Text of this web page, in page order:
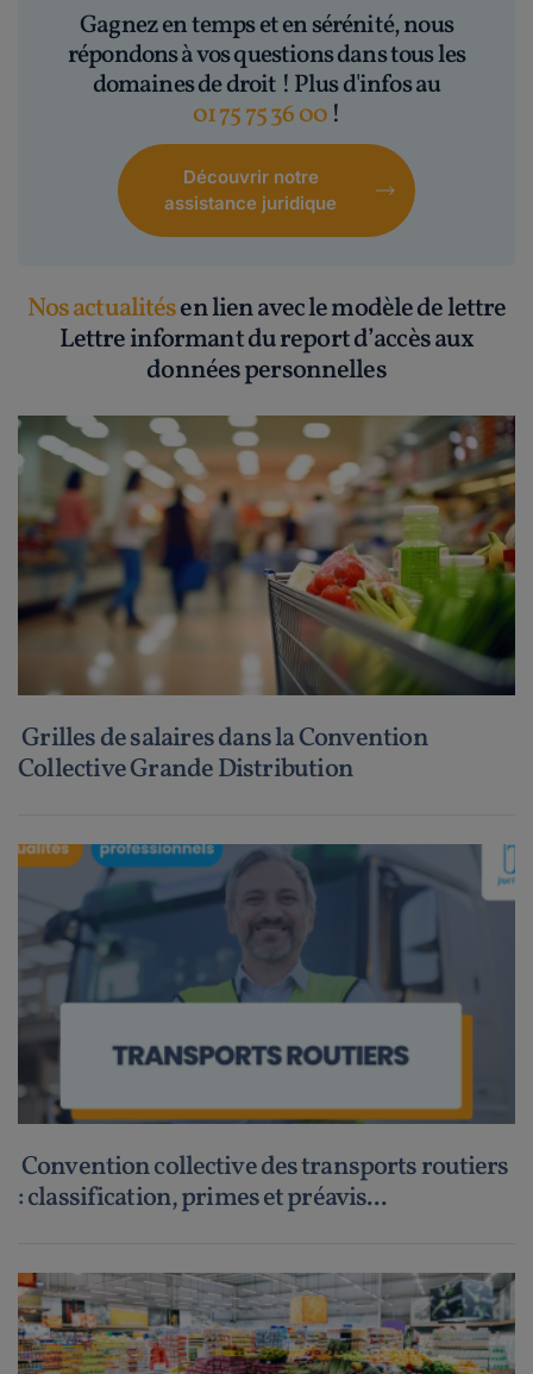
Gagnez en temps et en sérénité, nous
répondons à vos questions dans tous les
domaines de droit ! Plus d'infos au
01 75 75 36 00 !
Découvrir notre
assistance juridique
Nos actualitésen lien avec le modèle de lettre
Lettre informant du report d’accès aux
données personnelles
Grilles de salaires dans la Convention
Collective Grande Distribution
Convention collective des transports routiers
: classification, primes et préavis...